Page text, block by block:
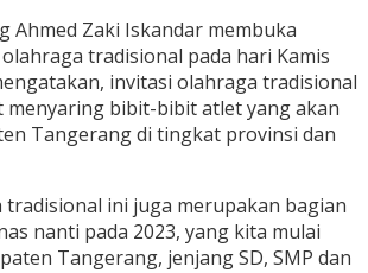
Ahmed Zaki Iskandar membuka
tradisional pada hari Kamis
invitasi olahraga tradisional
menyaring bibit-bibit atlet yang akan
Tangerang di tingkat provinsi dan
tradisional ini juga merupakan bagian
nanti pada 2023, yang kita mulai
Tangerang, jenjang SD, SMP dan